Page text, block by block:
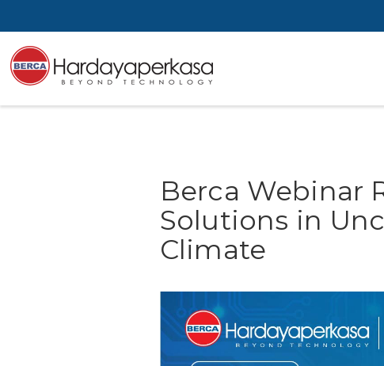
Berca Webinar
Solutions in
Climate